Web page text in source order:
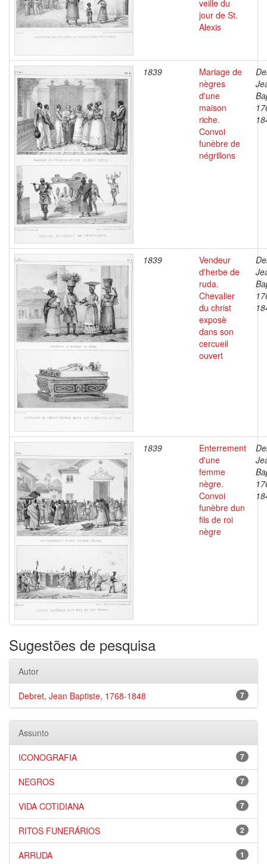
veille du
jour de St.
Alexis
1839
Mariage de
nègres
d'une
maison
riche.
Convoi
funèbre de
négrillons
1839
Vendeur
d'herbe de
ruda.
Chevalier
du christ
exposè
dans son
cercueil
ouvert
1839
Enterrement
d'une
femme
nègre.
Convoi
funèbre dun
fils de roi
nègre
Sugestões de pesquisa
Autor
7
Debret, Jean Baptiste, 1768-1848
Assunto
7
ICONOGRAFIA
7
NEGROS
7
VIDA COTIDIANA
2
RITOS FUNERÁRIOS
1
ARRUDA